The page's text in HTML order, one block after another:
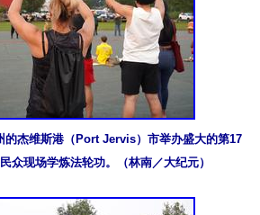
的杰维斯港（Port Jervis）市举办盛大的第17
众现场学炼法轮功。（林南／大纪元）